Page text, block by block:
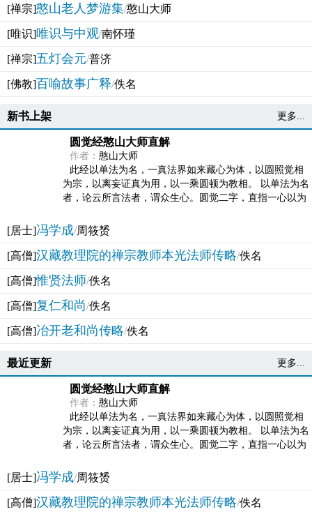
[禅宗]憨山老人梦游集/憨山大师
[唯识]唯识与中观/南怀瑾
[禅宗]五灯会元/普济
[佛教]百喻故事广释/佚名
新书上架 更多...
圆觉经憨山大师直解
作者： 憨山大师
此经以单法为名，一真法界如来藏心为体，以圆照觉相
为宗，以离妄证真为用，以一乘圆顿为教相。 以单法为名
者，论云所言法者，谓众生心。圆觉二字，直指一心以为
[居士]冯学成/周筱赟
[高僧]汉藏教理院的禅宗教师本光法师传略/佚名
[高僧]惟贤法师/佚名
[高僧]复仁和尚/佚名
[高僧]冶开老和尚传略/佚名
最近更新 更多...
圆觉经憨山大师直解
作者： 憨山大师
此经以单法为名，一真法界如来藏心为体，以圆照觉相
为宗，以离妄证真为用，以一乘圆顿为教相。 以单法为名
者，论云所言法者，谓众生心。圆觉二字，直指一心以为
[居士]冯学成/周筱赟
[高僧]汉藏教理院的禅宗教师本光法师传略/佚名